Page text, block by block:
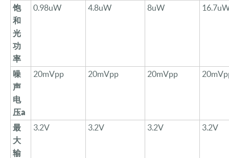
饱
和
光
功
率
0. 98uW 4.8uW 8uW
噪
声
电
压a
20mVpp 20mVpp 20mVpp
最
大
输
3.2V 3.2V 3.2V 3.2V